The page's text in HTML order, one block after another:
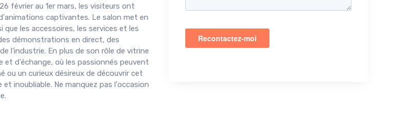
février au 1er mars, les visiteurs ont
captivantes. Le salon met en
les accessoires, les services et les
démonstrations en direct, des
l'industrie. En plus de son rôle de vitrine
et d'échange, où les passionnés peuvent
ou un curieux désireux de découvrir cet
inoubliable. Ne manquez pas l'occasion